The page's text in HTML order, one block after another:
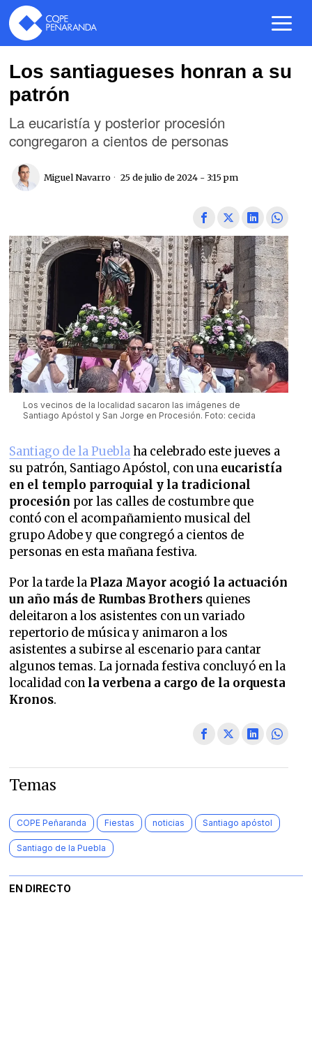
Los santiagueses honran a su
patrón
La eucaristía y posterior procesión
congregaron a cientos de personas
Miguel Navarro 25 de julio de 2024 - 3:15 pm
Los vecinos de la localidad sacaron las imágenes de
Santiago Apóstol y San Jorge en Procesión. Foto: cecida
Santiago de la Puebla ha celebrado este jueves a
su patrón, Santiago Apóstol, con una eucaristía
en el templo parroquial y la tradicional
procesión por las calles de costumbre que
contó con el acompañamiento musical del
grupo Adobe y que congregó a cientos de
personas en esta mañana festiva.
Por la tarde la Plaza Mayor acogió la actuación
un año más de Rumbas Brothers quienes
deleitaron a los asistentes con un variado
repertorio de música y animaron a los
asistentes a subirse al escenario para cantar
algunos temas. La jornada festiva concluyó en la
localidad con la verbena a cargo de la orquesta
Kronos.
Temas
COPE Peñaranda Fiestas noticias Santiago apóstol
Santiago de la Puebla
EN DIRECTO